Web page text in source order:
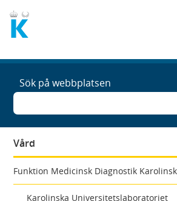
Sök på webbplatsen
Vård
Funktion Medicinsk Diagnostik
Karolinska Universitetslaboratoriet